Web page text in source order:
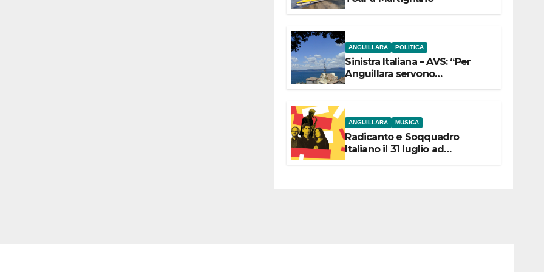
ANGUILLARA POLITICA
Sinistra Italiana – AVS: “Per
Anguillara servono
ANGUILLARA MUSICA
Radicanto e Soqquadro
Italiano il 31 luglio ad